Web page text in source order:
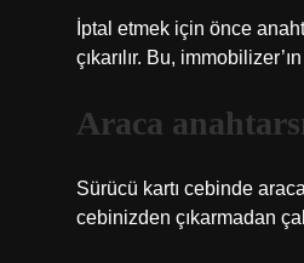
İptal etmek için önce
çıkarılır. Bu,
Araca
Sürücü kartı cebinde
cebinizden çıkarmadan